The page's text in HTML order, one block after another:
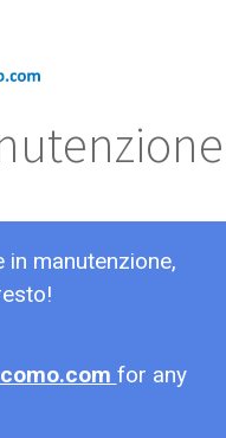
manutenzione,
for any